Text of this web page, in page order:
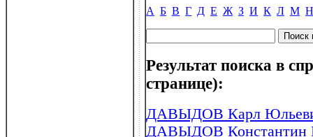
А Б В Г Д Е Ж З И К Л М Н
Результат поиска в
странице):
ДАВЫДОВ Карл
ДАВЫДОВ Константин